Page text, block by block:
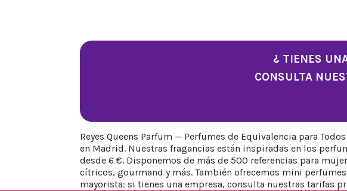
¿ TIENES
CONSULTA
Reyes Queens Parfum — Perfumes de Equivalencia para
en Madrid. Nuestras fragancias están inspiradas en los
desde 6 €. Disponemos de más de 500 referencias para
cítricos, gourmand y más. También ofrecemos mini
mayorista: si tienes una empresa, consulta nuestras tarifas